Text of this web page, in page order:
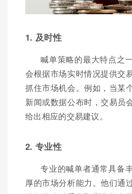
1. 及时性
喊单策略的最大特点之
会根据市场实时情况提供交
抓住市场机会。例如，当某
新闻或数据公布时，交易员
给出相应的交易建议。
2. 专业性
专业的喊单者通常具备
厚的市场分析能力。他们通